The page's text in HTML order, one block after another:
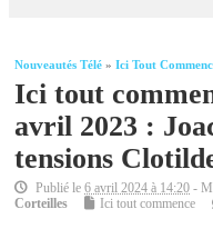
Nouveautés Télé »Ici Tout
Ici tout
avril 2023 :
tensions
Publié le6 avril 2024 à 14:20 -
Corteilles
Ici tout commence